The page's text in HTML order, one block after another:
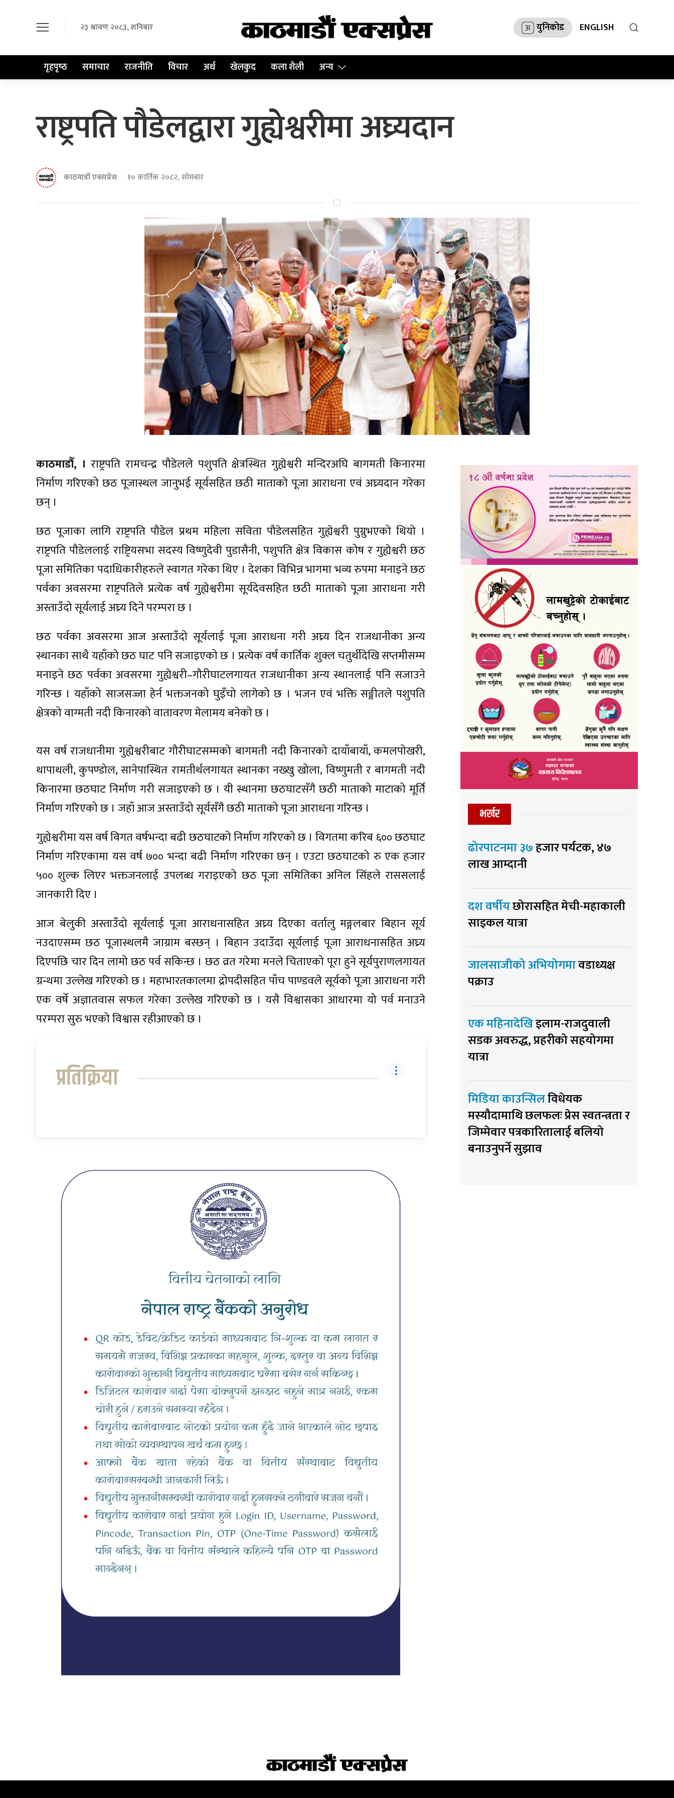
२३ श्रावण २०८३, शनिबार युनिकोड ENGLISH
गृहपृष्‍ठ समाचार राजनीति विचार अर्थ खेलकुद कला शैली अन्य
राष्ट्रपति पौडेलद्वारा गुह्येश्वरीमा अघ्र्यदान
काठमाडौं एक्सप्रेस १० कार्तिक २०८२, सोमबार
काठमाडौँ, । राष्ट्रपति रामचन्द्र पौडेलले पशुपति क्षेत्रस्थित गुह्येश्वरी मन्दिरअघि बागमती किनारमा
निर्माण गरिएको छठ पूजास्थल जानुभई सूर्यसहित छठी माताको पूजा आराधना एवं अघ्र्यदान गरेका
छन् ।
छठ पूजाका लागि राष्ट्रपति पौडेल प्रथम महिला सविता पौडेलसहित गुह्येश्वरी पुग्नुभएको थियो ।
राष्ट्रपति पौडेललाई राष्ट्रियसभा सदस्य विष्णुदेवी पुडासैनी, पशुपति क्षेत्र विकास कोष र गुह्येश्वरी छठ
पूजा समितिका पदाधिकारीहरुले स्वागत गरेका थिए । देशका विभिन्न भागमा भव्य रुपमा मनाइने छठ
पर्वका अवसरमा राष्ट्रपतिले प्रत्येक वर्ष गुह्येश्वरीमा सूर्यदेवसहित छठी माताको पूजा आराधना गरी
अस्ताउँदो सूर्यलाई अघ्र्य दिने परम्परा छ ।
छठ पर्वका अवसरमा आज अस्ताउँदो सूर्यलाई पूजा आराधना गरी अघ्र्य दिन राजधानीका अन्य
स्थानका साथै यहाँको छठ घाट पनि सजाइएको छ । प्रत्येक वर्ष कार्तिक शुक्ल चतुर्थीदेखि सप्तमीसम्म
मनाइने छठ पर्वका अवसरमा गुह्येश्वरी–गौरीघाटलगायत राजधानीका अन्य स्थानलाई पनि सजाउने
गरिन्छ । यहाँको साजसज्जा हेर्न भक्तजनको घुइँचो लागेको छ । भजन एवं भक्ति सङ्गीतले पशुपति
क्षेत्रको वाग्मती नदी किनारको वातावरण मेलामय बनेको छ ।
यस वर्ष राजधानीमा गुह्येश्वरीबाट गौरीघाटसम्मको बागमती नदी किनारको दायाँबायाँ, कमलपोखरी,
थापाथली, कुपण्डोल, सानेपास्थित रामतीर्थलगायत स्थानका नख्खु खोला, विष्णुमती र बागमती नदी
किनारमा छठघाट निर्माण गरी सजाइएको छ । यी स्थानमा छठघाटसँगै छठी माताको माटाको मूर्ति
निर्माण गरिएको छ । जहाँ आज अस्ताउँदो सूर्यसँगै छठी माताको पूजा आराधना गरिन्छ ।
गुह्येश्वरीमा यस वर्ष विगत वर्षभन्दा बढी छठघाटको निर्माण गरिएको छ । विगतमा करिब ६०० छठघाट
निर्माण गरिएकामा यस वर्ष ७०० भन्दा बढी निर्माण गरिएका छन् । एउटा छठघाटको रु एक हजार
५०० शुल्क लिएर भक्तजनलाई उपलब्ध गराइएको छठ पूजा समितिका अनिल सिंहले राससलाई
जानकारी दिए ।
आज बेलुकी अस्ताउँदो सूर्यलाई पूजा आराधनासहित अघ्र्य दिएका वर्तालु मङ्गलबार बिहान सूर्य
नउदाएसम्म छठ पूजास्थलमै जाग्राम बस्छन् । बिहान उदाउँदा सूर्यलाई पूजा आराधनासहित अघ्र्य
दिएपछि चार दिन लामो छठ पर्व सकिन्छ । छठ व्रत गरेमा मनले चिताएको पूरा हुने सूर्यपुराणलगायत
ग्रन्थमा उल्लेख गरिएको छ । महाभारतकालमा द्रोपदीसहित पाँच पाण्डवले सूर्यको पूजा आराधना गरी
एक वर्षे अज्ञातवास सफल गरेका उल्लेख गरिएको छ । यसै विश्वासका आधारमा यो पर्व मनाउने
परम्परा सुरु भएको विश्वास रहीआएको छ ।
प्रतिक्रिया
भर्खर
ढोरपाटनमा ३७हजार पर्यटक, ४७
लाख आम्दानी
दश वर्षीयछोरासहित मेची-महाकाली
साइकल यात्रा
जालसाजीको अभियोगमावडाध्यक्ष
पक्राउ
एक महिनादेखिइलाम-राजदुवाली
सडक अवरुद्ध, प्रहरीको सहयोगमा
यात्रा
मिडिया काउन्सिलविधेयक
मस्यौदामाथि छलफलः प्रेस स्वतन्त्रता र
जिम्मेवार पत्रकारितालाई बलियो
बनाउनुपर्ने सुझाव